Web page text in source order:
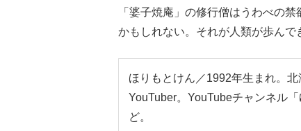
「婆子焼庵」の修行僧はうわべの
かもしれない。それが人類が歩んで
ほりもとけん／1992年生まれ。
YouTuber。YouTubeチャンネル
ど。